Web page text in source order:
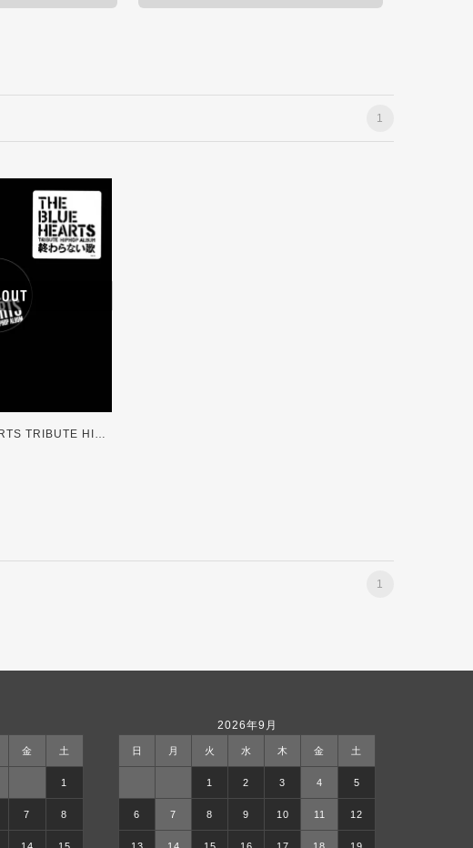
1
V.A / THE BLUE HEARTS TRIBUTE HIP HOP ALBUM 「終わらない歌」[12inch]
1
金 土
1
7 8
2026年9月
日 月 火 水 木 金 土
1 2 3 4 5
6 7 8 9 10 11 12